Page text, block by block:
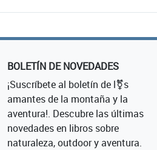
BOLETÍN DE NOVEDADES
¡Suscríbete al boletín de l⚧s
amantes de la montaña y la
aventura!. Descubre las últimas
novedades en libros sobre
naturaleza, outdoor y aventura.